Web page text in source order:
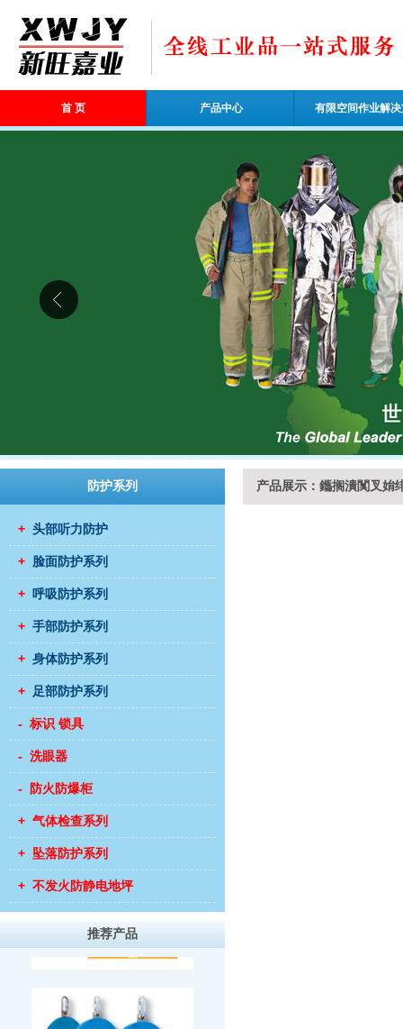
首 页 产品中心 有限空间作业解
防护系列
+ 头部听力防护
+ 脸面防护系列
+ 呼吸防护系列
+ 手部防护系列
+ 身体防护系列
+ 足部防护系列
- 标识 锁具
- 洗眼器
- 防火防爆柜
+ 气体检查系列
+ 坠落防护系列
+ 不发火防静电地坪
推荐产品
产品展示：鑴搁潰闃叉姢